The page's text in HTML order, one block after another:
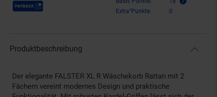
Payback Punkte
Extra°Punkte:
0
Produktbeschreibung
Der elegante FALSTER XL R Wäschekorb Rattan mit 2
Fächern vereint modernes Design und praktische